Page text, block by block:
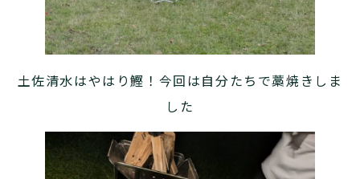
土佐清水はやはり鰹！今回は自分たちで藁焼きしま
した